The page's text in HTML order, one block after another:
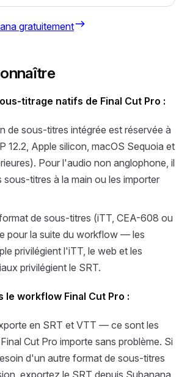
gratuitement
titrage natifs de Final Cut Pro :
de sous-titres intégrée est réservée à
12.2, Apple silicon, macOS Sequoia et
Pour l'audio non anglophone, il
sous-titres à la main ou les importer
de sous-titres (iTT, CEA-608 ou
pour la suite du workflow — les
privilégient l'iTT, le web et les
privilégient le SRT.
le workflow Final Cut Pro :
en SRT et VTT — ce sont les
Cut Pro importe sans problème. Si
d'un autre format de sous-titres
exportez le SRT depuis Subanana